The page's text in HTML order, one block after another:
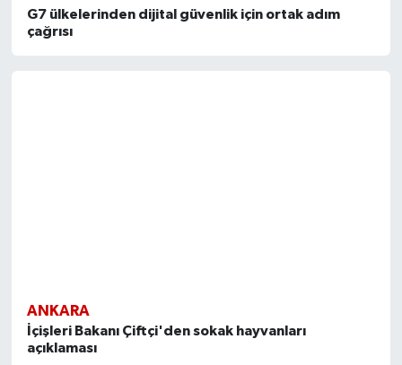
G7 ülkelerinden dijital güvenlik için ortak adım
çağrısı
ANKARA
İçişleri Bakanı Çiftçi'den sokak hayvanları
açıklaması